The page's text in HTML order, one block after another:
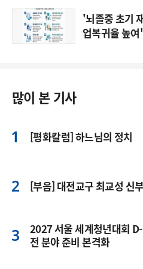
'뇌졸중 초기
업복귀율 높여'
많이 본 기사
[평화칼럼] 하느님의 정치
[부음] 대전교구 최교성 신
2027 서울 세계청년대회
전 분야 준비 본격화